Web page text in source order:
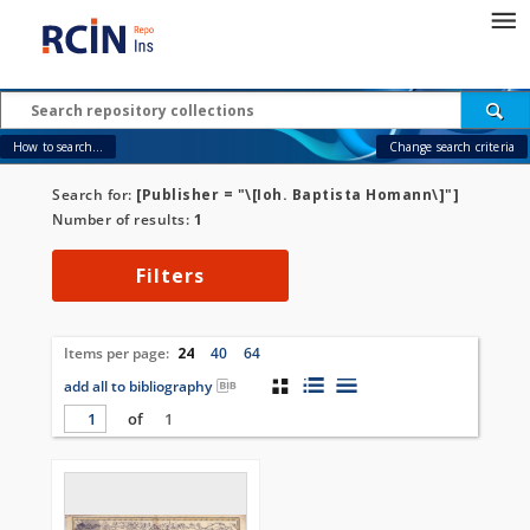
How to search... Change search criteria
Search for: [Publisher = "\[Ioh. Baptista Homann\]"]
Number of results: 1
Filters
Items per page: 24 40
64
add all to bibliography
of
1